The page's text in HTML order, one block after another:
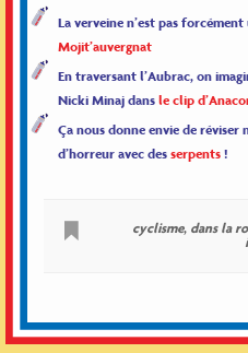
La verveine n’est pas
Mojit’auvergnat
En traversant l’Aubrac, on
Nicki Minaj dansle clip
Ça nous donne envie de
d’horreur avec desserpents!
cyclisme, dans la